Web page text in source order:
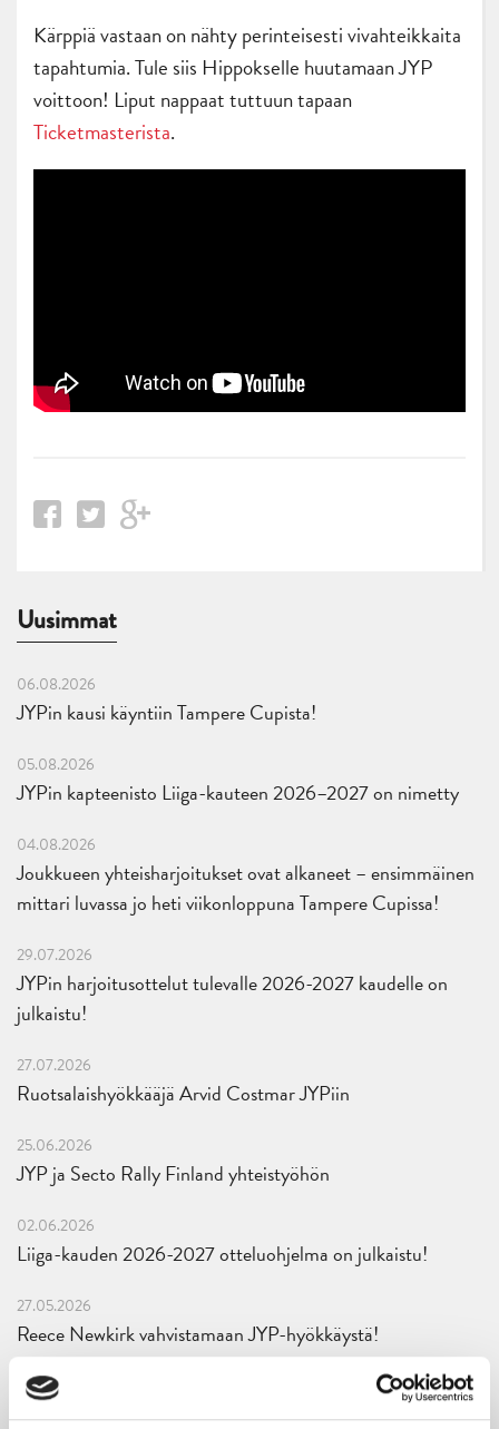
Kärppiä vastaan on nähty perinteisesti vivahteikkaita
tapahtumia. Tule siis Hippokselle huutamaan JYP
voittoon! Liput nappaat tuttuun tapaan
Ticketmasterista.
Uusimmat
06.08.2026
JYPin kausi käyntiin Tampere Cupista!
05.08.2026
JYPin kapteenisto Liiga-kauteen 2026–2027 on nimetty
04.08.2026
Joukkueen yhteisharjoitukset ovat alkaneet – ensimmäinen
mittari luvassa jo heti viikonloppuna Tampere Cupissa!
29.07.2026
JYPin harjoitusottelut tulevalle 2026-2027 kaudelle on
julkaistu!
27.07.2026
Ruotsalaishyökkääjä Arvid Costmar JYPiin
25.06.2026
JYP ja Secto Rally Finland yhteistyöhön
02.06.2026
Liiga-kauden 2026-2027 otteluohjelma on julkaistu!
27.05.2026
Reece Newkirk vahvistamaan JYP-hyökkäystä!
18.05.2026
Jaatinen ja Liljamo jatkosopimuksiin – JYPin ja KeuPa HT:n